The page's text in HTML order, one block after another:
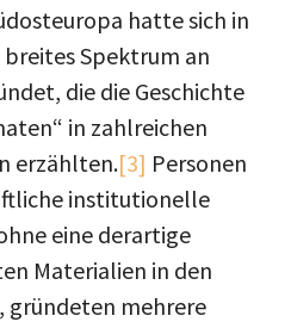
hatte sich in
Spektrum an
die die Geschichte
in zahlreichen
erzählten.[3] Personen
institutionelle
eine derartige
Materialien in den
gründeten mehrere